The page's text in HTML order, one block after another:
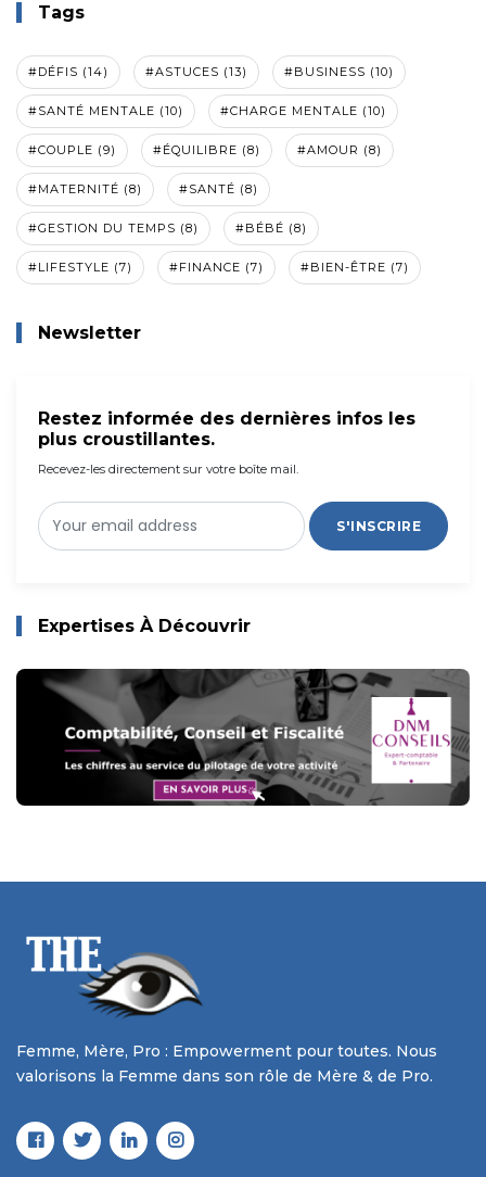
Tags
#DÉFIS (14) #ASTUCES (13) #BUSINESS (10)
#SANTÉ MENTALE (10) #CHARGE MENTALE (10)
#COUPLE (9) #ÉQUILIBRE (8) #AMOUR (8)
#MATERNITÉ (8) #SANTÉ (8)
#GESTION DU TEMPS (8) #BÉBÉ (8)
#LIFESTYLE (7) #FINANCE (7) #BIEN-ÊTRE (7)
Newsletter
Restez informée des dernières infos les
plus croustillantes.
Recevez-les directement sur votre boîte mail.
S'INSCRIRE
Expertises À Découvrir
Femme, Mère, Pro : Empowerment pour toutes. Nous
valorisons la Femme dans son rôle de Mère & de Pro.